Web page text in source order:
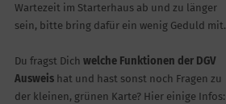
Wartezeit im Starterhaus ab und zu länger
sein, bitte bring dafür ein wenig Geduld mit.
Du fragst Dich welche Funktionen der DGV
Ausweishat und hast sonst noch Fragen zu
der kleinen, grünen Karte? Hier einige Infos: